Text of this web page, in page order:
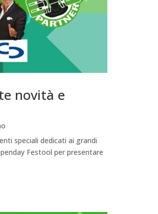
novità e
speciali dedicati ai grandi
Festool per presentare